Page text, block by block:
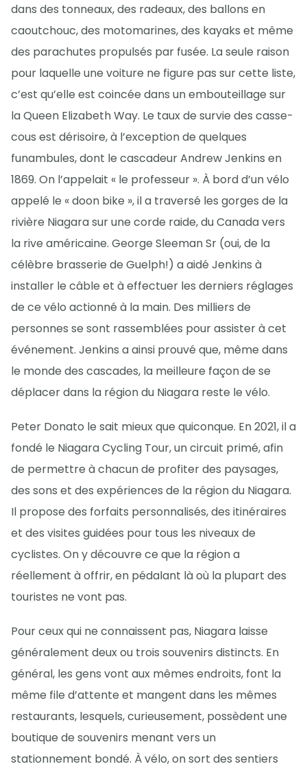
dans des tonneaux, des radeaux, des ballons en
caoutchouc, des motomarines, des kayaks et même
des parachutes propulsés par fusée. La seule raison
pour laquelle une voiture ne figure pas sur cette liste,
c’est qu’elle est coincée dans un embouteillage sur
la Queen Elizabeth Way. Le taux de survie des casse-
cous est dérisoire, à l’exception de quelques
funambules, dont le cascadeur Andrew Jenkins en
1869. On l’appelait « le professeur ». À bord d’un vélo
appelé le « doon bike », il a traversé les gorges de la
rivière Niagara sur une corde raide, du Canada vers
la rive américaine. George Sleeman Sr (oui, de la
célèbre brasserie de Guelph!) a aidé Jenkins à
installer le câble et à effectuer les derniers réglages
de ce vélo actionné à la main. Des milliers de
personnes se sont rassemblées pour assister à cet
événement. Jenkins a ainsi prouvé que, même dans
le monde des cascades, la meilleure façon de se
déplacer dans la région du Niagara reste le vélo.
Peter Donato le sait mieux que quiconque. En 2021, il a
fondé le Niagara Cycling Tour, un circuit primé, afin
de permettre à chacun de profiter des paysages,
des sons et des expériences de la région du Niagara.
Il propose des forfaits personnalisés, des itinéraires
et des visites guidées pour tous les niveaux de
cyclistes. On y découvre ce que la région a
réellement à offrir, en pédalant là où la plupart des
touristes ne vont pas.
Pour ceux qui ne connaissent pas, Niagara laisse
généralement deux ou trois souvenirs distincts. En
général, les gens vont aux mêmes endroits, font la
même file d’attente et mangent dans les mêmes
restaurants, lesquels, curieusement, possèdent une
boutique de souvenirs menant vers un
stationnement bondé. À vélo, on sort des sentiers